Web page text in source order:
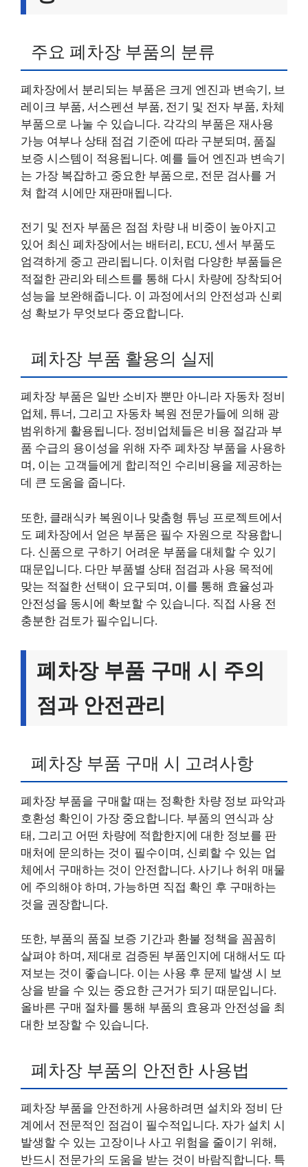
주요 폐차장 부품의 분류
폐차장에서 분리되는 부품은 크게 엔진과 변속기, 브
레이크 부품, 서스펜션 부품, 전기 및 전자 부품, 차체
부품으로 나눌 수 있습니다. 각각의 부품은 재사용
가능 여부나 상태 점검 기준에 따라 구분되며, 품질
보증 시스템이 적용됩니다. 예를 들어 엔진과 변속기
는 가장 복잡하고 중요한 부품으로, 전문 검사를 거
쳐 합격 시에만 재판매됩니다.
전기 및 전자 부품은 점점 차량 내 비중이 높아지고
있어 최신 폐차장에서는 배터리, ECU, 센서 부품도
엄격하게 중고 관리됩니다. 이처럼 다양한 부품들은
적절한 관리와 테스트를 통해 다시 차량에 장착되어
성능을 보완해줍니다. 이 과정에서의 안전성과 신뢰
성 확보가 무엇보다 중요합니다.
폐차장 부품 활용의 실제
폐차장 부품은 일반 소비자 뿐만 아니라 자동차 정비
업체, 튜너, 그리고 자동차 복원 전문가들에 의해 광
범위하게 활용됩니다. 정비업체들은 비용 절감과 부
품 수급의 용이성을 위해 자주 폐차장 부품을 사용하
며, 이는 고객들에게 합리적인 수리비용을 제공하는
데 큰 도움을 줍니다.
또한, 클래식카 복원이나 맞춤형 튜닝 프로젝트에서
도 폐차장에서 얻은 부품은 필수 자원으로 작용합니
다. 신품으로 구하기 어려운 부품을 대체할 수 있기
때문입니다. 다만 부품별 상태 점검과 사용 목적에
맞는 적절한 선택이 요구되며, 이를 통해 효율성과
안전성을 동시에 확보할 수 있습니다. 직접 사용 전
충분한 검토가 필수입니다.
폐차장 부품 구매 시 주의
점과 안전관리
폐차장 부품 구매 시 고려사항
폐차장 부품을 구매할 때는 정확한 차량 정보 파악과
호환성 확인이 가장 중요합니다. 부품의 연식과 상
태, 그리고 어떤 차량에 적합한지에 대한 정보를 판
매처에 문의하는 것이 필수이며, 신뢰할 수 있는 업
체에서 구매하는 것이 안전합니다. 사기나 허위 매물
에 주의해야 하며, 가능하면 직접 확인 후 구매하는
것을 권장합니다.
또한, 부품의 품질 보증 기간과 환불 정책을 꼼꼼히
살펴야 하며, 제대로 검증된 부품인지에 대해서도 따
져보는 것이 좋습니다. 이는 사용 후 문제 발생 시 보
상을 받을 수 있는 중요한 근거가 되기 때문입니다.
올바른 구매 절차를 통해 부품의 효용과 안전성을 최
대한 보장할 수 있습니다.
폐차장 부품의 안전한 사용법
폐차장 부품을 안전하게 사용하려면 설치와 정비 단
계에서 전문적인 점검이 필수적입니다. 자가 설치 시
발생할 수 있는 고장이나 사고 위험을 줄이기 위해,
반드시 전문가의 도움을 받는 것이 바람직합니다. 특